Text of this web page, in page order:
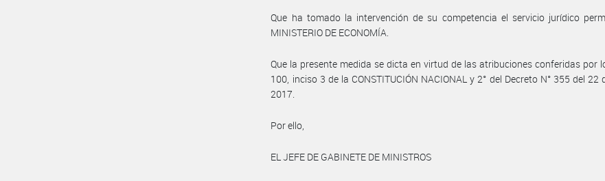
Que ha tomado la intervención de su competencia el servicio jurídico
MINISTERIO DE ECONOMÍA.
Que la presente medida se dicta en virtud de las atribuciones conferidas por
100, inciso 3 de la CONSTITUCIÓN NACIONAL y 2° del Decreto N° 355 del 22
2017.
Por ello,
EL JEFE DE GABINETE DE MINISTROS